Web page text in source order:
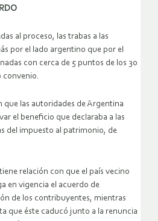
al proceso, las trabas a las
por el lado argentino que por el
con cerca de 5 puntos de los 30
convenio.
que las autoridades de Argentina
el beneficio que declaraba a las
del impuesto al patrimonio, de
relación con que el país vecino
en vigencia el acuerdo de
de los contribuyentes, mientras
que éste caducó junto a la renuncia